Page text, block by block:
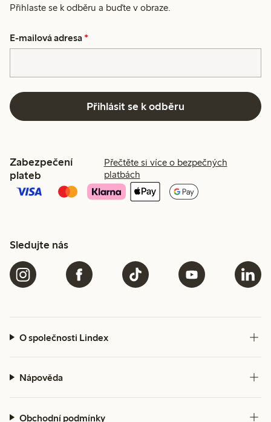
Přihlaste se k odběru a buďte v obraze.
E-mailová adresa *
Přihlásit se k odběru
Zabezpečení
plateb
Přečtěte si více o bezpečných
platbách
Sledujte nás
O společnosti Lindex
Nápověda
Obchodní podmínky